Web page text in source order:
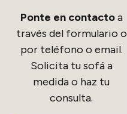
Ponte en contactoa
través del formulario o
por teléfono o email.
Solicita tu sofá a
medida o haz tu
consulta.